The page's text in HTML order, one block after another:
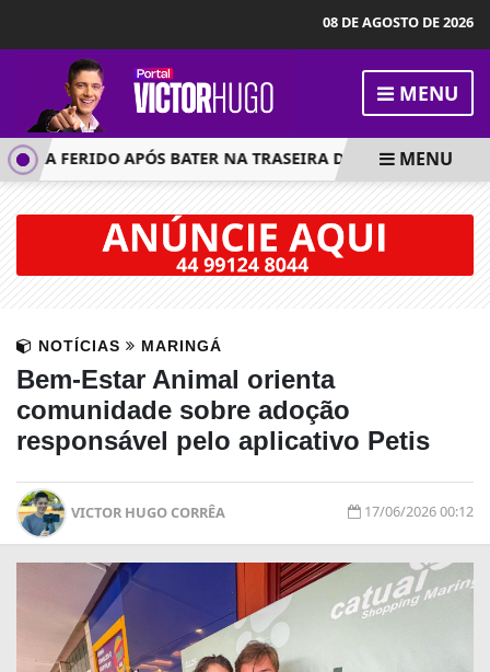
08 DE AGOSTO DE 2026
MENU
FERIDO APÓS BATER NA TRASEIRA DE CARRETA NA PR-
MENU
NOTÍCIAS MARINGÁ
Bem-Estar Animal orienta
comunidade sobre adoção
responsável pelo aplicativo Petis
VICTOR HUGO CORRÊA 17/06/2026 00:12